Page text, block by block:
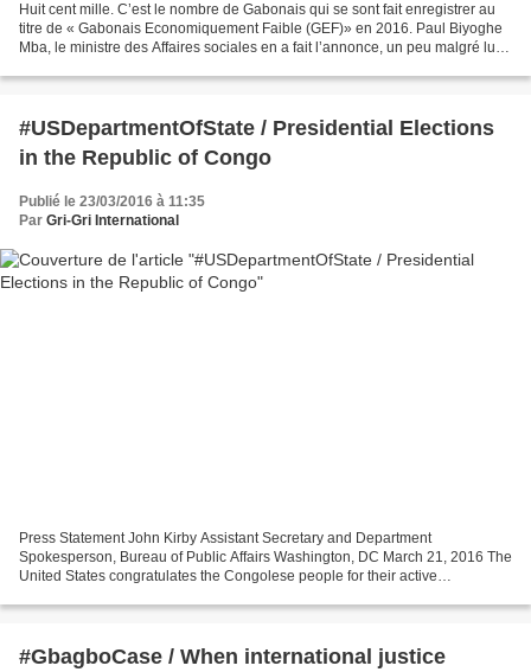
Huit cent mille. C’est le nombre de Gabonais qui se sont fait enregistrer au
titre de « Gabonais Economiquement Faible (GEF)» en 2016. Paul Biyoghe
Mba, le ministre des Affaires sociales en a fait l’annonce, un peu malgré lui,
#USDepartmentOfState / Presidential Elections
in the Republic of Congo
Publié le 23/03/2016 à 11:35
Par Gri-Gri International
Press Statement John Kirby Assistant Secretary and Department
Spokesperson, Bureau of Public Affairs Washington, DC March 21, 2016 The
United States congratulates the Congolese people for their active
#GbagboCase / When international justice